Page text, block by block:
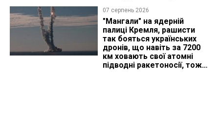
07 серпень 2026
"Мангали" на ядерній
палиці Кремля, рашисти
так бояться українських
дронів, що навіть за 7200
км ховають свої атомні
підводні ракетоносії, тож